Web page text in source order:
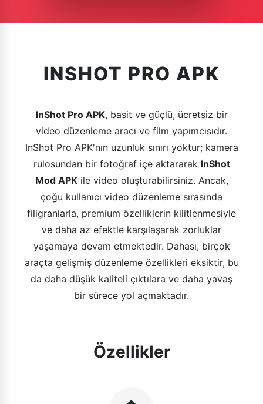
INSHOT PRO APK
InShot Pro APK, basit ve güçlü, ücretsiz bir
video düzenleme aracı ve film yapımcısıdır.
InShot Pro APK'nın uzunluk sınırı yoktur; kamera
rulosundan bir fotoğraf içe aktararak InShot
Mod APKile video oluşturabilirsiniz. Ancak,
çoğu kullanıcı video düzenleme sırasında
filigranlarla, premium özelliklerin kilitlenmesiyle
ve daha az efektle karşılaşarak zorluklar
yaşamaya devam etmektedir. Dahası, birçok
araçta gelişmiş düzenleme özellikleri eksiktir, bu
da daha düşük kaliteli çıktılara ve daha yavaş
bir sürece yol açmaktadır.
Özellikler